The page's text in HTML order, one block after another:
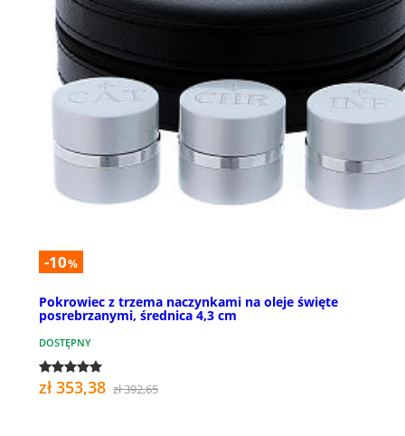
-10%
Pokrowiec z trzema naczynkami na oleje święte
posrebrzanymi, średnica 4,3 cm
DOSTĘPNY
zł 353,38 zł 392,65